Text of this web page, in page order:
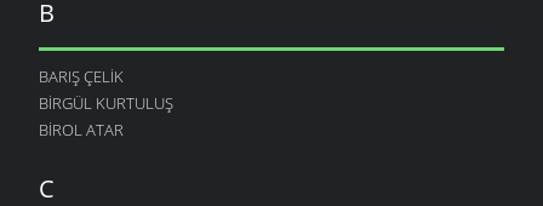
B
BARIŞ ÇELIK
BIRGÜL KURTULUŞ
BIROL ATAR
C